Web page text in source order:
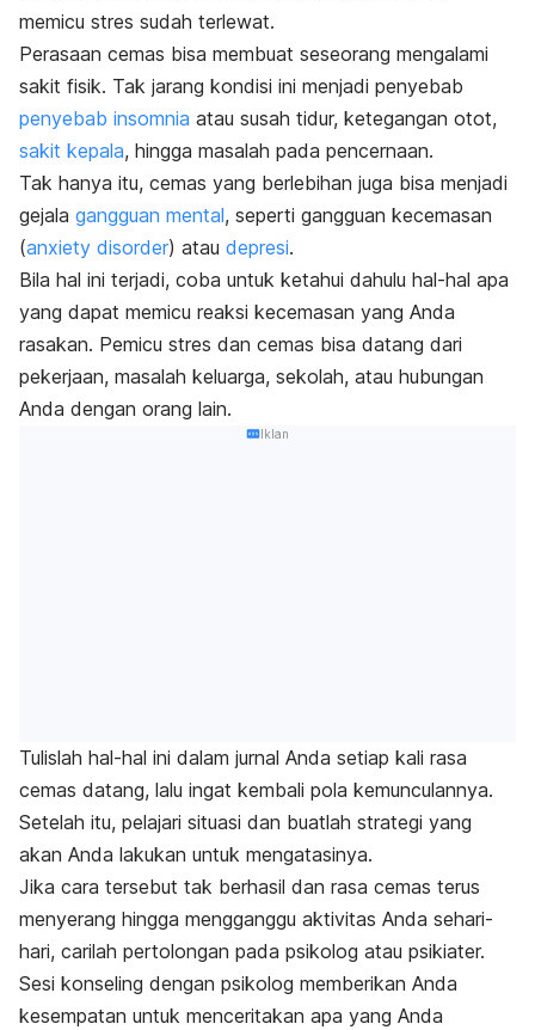
memicu stres sudah terlewat.
Perasaan cemas bisa membuat seseorang mengalami
sakit fisik. Tak jarang kondisi ini menjadi penyebab
penyebab insomnia atau susah tidur, ketegangan otot,
sakit kepala, hingga masalah pada pencernaan.
Tak hanya itu, cemas yang berlebihan juga bisa menjadi
gejala gangguan mental, seperti gangguan kecemasan
(anxiety disorder) atau depresi.
Bila hal ini terjadi, coba untuk ketahui dahulu hal-hal apa
yang dapat memicu reaksi kecemasan yang Anda
rasakan. Pemicu stres dan cemas bisa datang dari
pekerjaan, masalah keluarga, sekolah, atau hubungan
Anda dengan orang lain.
Iklan
Tulislah hal-hal ini dalam jurnal Anda setiap kali rasa
cemas datang, lalu ingat kembali pola kemunculannya.
Setelah itu, pelajari situasi dan buatlah strategi yang
akan Anda lakukan untuk mengatasinya.
Jika cara tersebut tak berhasil dan rasa cemas terus
menyerang hingga mengganggu aktivitas Anda sehari-
hari, carilah pertolongan pada psikolog atau psikiater.
Sesi konseling dengan psikolog memberikan Anda
kesempatan untuk menceritakan apa yang Anda